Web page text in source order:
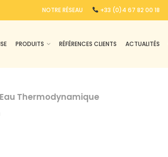
NOTRE RÉSEAU +33 (0)4 67 82 00 18
PRODUITS RÉFÉRENCES CLIENTS ACTUALITÉS
Thermodynamique